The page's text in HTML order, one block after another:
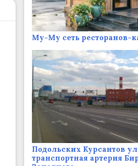
Му-Му сеть ресторанов-
Подольских Курсантов
транспортная артерия